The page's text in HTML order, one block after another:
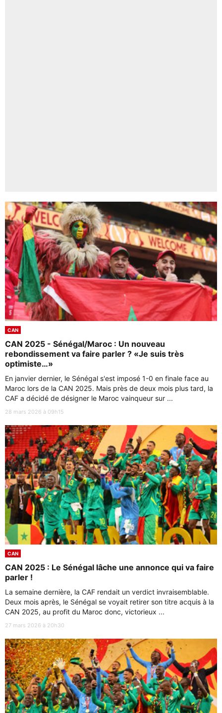
CAN
CAN 2025 - Sénégal/Maroc : Un nouveau
rebondissement va faire parler ? «Je suis très
optimiste…»
En janvier dernier, le Sénégal s'est imposé 1-0 en finale face au
Maroc lors de la CAN 2025. Mais près de deux mois plus tard, la
CAF a décidé de désigner le Maroc vainqueur sur ...
28 mars 2026 à 09h15
CAN
CAN 2025 : Le Sénégal lâche une annonce qui va faire
parler !
La semaine dernière, la CAF rendait un verdict invraisemblable.
Deux mois après, le Sénégal se voyait retirer son titre acquis à la
CAN 2025, au profit du Maroc donc, victorieux ...
27 mars 2026 à 20h30